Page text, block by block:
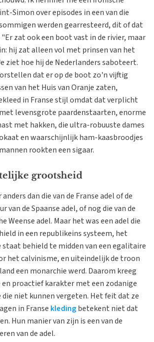
Simon over episodes in een van die
werden gearresteerd, dit of dat
zat ook een boot vast in de rivier, maar
hij zat alleen vol met prinsen van het
ziet hoe hij de Nederlanders saboteert.
dat er op de boot zo'n vijftig
van het Huis van Oranje zaten,
in Franse stijl omdat dat verplicht
levensgrote paardenstaarten, enorme
met hakken, die ultra-robuuste dames
en waarschijnlijk ham-kaasbroodjes
rookten een sigaar.
grootsheid
dan die van de Franse adel of de
van de Spaanse adel, of nog die van de
Weense adel. Maar het was een adel die
in een republikeins systeem, het
staat behield te midden van een egalitaire
het calvinisme, en uiteindelijk de troon
een monarchie werd. Daarom kreeg
en proactief karakter met een zodanige
niet kunnen vergeten. Het feit dat ze
in Franse kledingbetekent niet dat
Hun manier van zijn is een van de
van de adel.